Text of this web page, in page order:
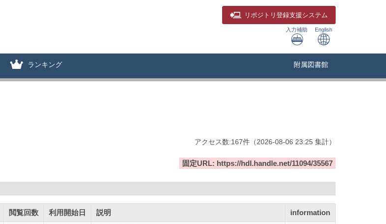
リポジトリ 登録支援システム
入力補助 English
ランキング 附属図書館
アクセス数:167件 （2026-08-06 23:25 集計）
固定URL: https://hdl.handle.net/11094/35567
閲覧回数 利用開始日 説明 information